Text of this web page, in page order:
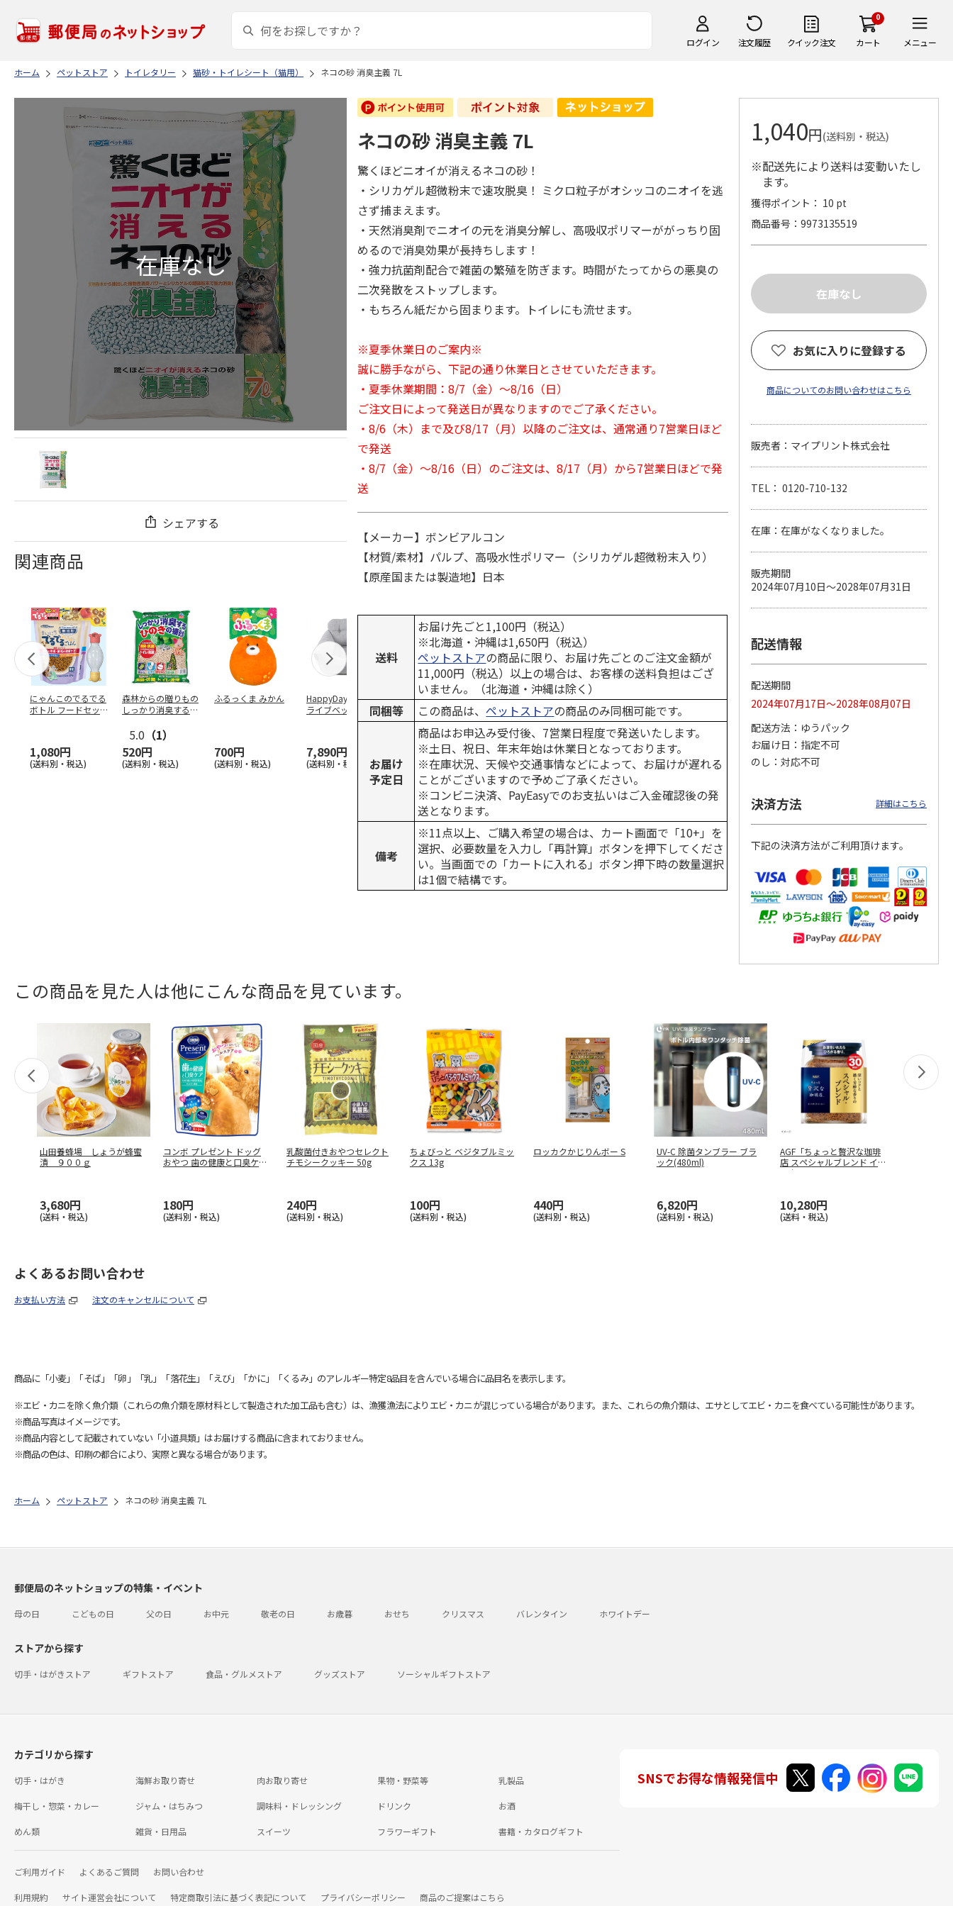
ログイン 注文履歴 クイック注文
0
カート メニュー
ホーム ペットストア トイレタリー 猫砂・トイレシート（猫用） ネコの砂 消臭主義 7L
シェアする
関連商品
にゃんこのでるでる
ボトル フードセッ
1,080円
(送料別・税込)
森林からの贈りもの
しっかり消臭するひ
5.0 （1）
520円
(送料別・税込)
ふるっくま みかん
700円
(送料別・税込)
HappyDays 2wayド
ライブベッド グレ
7,890円
(送料別・税込)
獣医師開発 ニオイ
をとる砂専用 猫ト
イレ ナチュラルグ
1,550円
(送料別・税込)
デオトイレ 飛び散
らない消臭・抗菌サ
ンド 4L
1,320円
(送料別・税込)
銀のスプーン パウ
チ 健康に育つ子ね
こ用 まぐろ・かつ
おに…
120円
(送料別・税込)
無添加良品 カムカ
ムデンタルコーン
ぐるぐるボーン型 S
…
470円
(送料別・税込)
ペット線香 虹のか
なた フルーティフ
ローラルの香り
590円
(送料別・税込)
CIAO 香り立つクラ
ンキー ちゅ～る和
ネコの砂 消臭主義 7L
驚くほどニオイが消えるネコの砂！
・シリカゲル超微粉末で速攻脱臭！ ミクロ粒子がオシッコのニオイを逃
さず捕まえます。
・天然消臭剤でニオイの元を消臭分解し、高吸収ポリマーががっちり固
めるので消臭効果が長持ちします！
・強力抗菌剤配合で雑菌の繁殖を防ぎます。時間がたってからの悪臭の
二次発散をストップします。
・もちろん紙だから固まります。トイレにも流せます。
※夏季休業日のご案内※
誠に勝手ながら、下記の通り休業日とさせていただきます。
・夏季休業期間：8/7（金）～8/16（日）
ご注文日によって発送日が異なりますのでご了承ください。
・8/6（木）まで及び8/17（月）以降のご注文は、通常通り7営業日ほど
で発送
・8/7（金）～8/16（日）のご注文は、8/17（月）から7営業日ほどで発
送
【メーカー】ボンビアルコン
【材質/素材】パルプ、高吸水性ポリマー（シリカゲル超微粉末入り）
【原産国または製造地】日本
送料
お届け先ごと1,100円（税込）
※北海道・沖縄は1,650円（税込）
ペットストアの商品に限り、お届け先ごとのご注文金額が
11,000円（税込）以上の場合は、お客様の送料負担はござ
いません。（北海道・沖縄は除く）
同梱等
この商品は、ペットストアの商品のみ同梱可能です。
お届け
予定日
商品はお申込み受付後、7営業日程度で発送いたします。
※土日、祝日、年末年始は休業日となっております。
※在庫状況、天候や交通事情などによって、お届けが遅れる
ことがございますので予めご了承ください。
※コンビニ決済、PayEasyでのお支払いはご入金確認後の発
送となります。
備考
※11点以上、ご購入希望の場合は、カート画面で「10+」を
選択、必要数量を入力し「再計算」ボタンを押下してくださ
い。当画面での「カートに入れる」ボタン押下時の数量選択
は1個で結構です。
1,040円(送料別・税込)
※配送先により送料は変動いたし
ます。
獲得ポイント： 10 pt
商品番号
9973135519
お気に入りに登録する
商品についてのお問い合わせはこちら
販売者：マイプリント株式会社
TEL： 0120-710-132
在庫：在庫がなくなりました。
販売期間
2024年07月10日～2028年07月31日
配送情報
配送期間
2024年07月17日～2028年08月07日
配送方法
ゆうパック
お届け日
指定不可
のし
対応不可
決済方法 詳細はこちら
下記の決済方法がご利用頂けます。
この商品を見た人は他にこんな商品を見ています。
山田養蜂場 しょうが蜂蜜
漬 ９００ｇ
3,680円
(送料・税込)
コンボ プレゼント ドッグ
おやつ 歯の健康と口臭ケア
180円
(送料別・税込)
乳酸菌付きおやつセレクト
チモシークッキー 50g
240円
(送料別・税込)
ちょびっと ベジタブルミッ
クス 13g
100円
(送料別・税込)
ロッカクかじりんボー S
440円
(送料別・税込)
UV-C 除菌タンブラー ブラ
ック(480ml)
6,820円
(送料別・税込)
AGF「ちょっと贅沢な珈琲
店 スペシャルブレンド イン
スタ
10,280円
(送料・税込)
よくあるお問い合わせ
お支払い方法 注文のキャンセルについて
商品に「小麦」「そば」「卵」「乳」「落花生」「えび」「かに」「くるみ」のアレルギー特定8品目を含んでいる場合に品目名を表示します。
※エビ・カニを除く魚介類（これらの魚介類を原材料として製造された加工品も含む）は、漁獲漁法によりエビ・カニが混じっている場合があります。また、これらの魚介類は、エサとしてエビ・カニを食べている可能性があります。
※商品写真はイメージです。
※商品内容として記載されていない「小道具類」はお届けする商品に含まれておりません。
※商品の色は、印刷の都合により、実際と異なる場合があります。
ホーム ペットストア ネコの砂 消臭主義 7L
郵便局のネットショップの特集・イベント
母の日 こどもの日 父の日 お中元 敬老の日 お歳暮 おせち クリスマス バレンタイン ホワイトデー
ストアから探す
切手・はがきストア ギフトストア 食品・グルメストア グッズストア ソーシャルギフトストア
カテゴリから探す
切手・はがき 海鮮お取り寄せ 肉お取り寄せ 果物・野菜等 乳製品
梅干し・惣菜・カレー ジャム・はちみつ 調味料・ドレッシング ドリンク お酒
めん類 雑貨・日用品 スイーツ フラワーギフト 書籍・カタログギフト
ご利用ガイド よくあるご質問 お問い合わせ
利用規約 サイト運営会社について 特定商取引法に基づく表記について プライバシーポリシー 商品のご提案はこちら
SNSでお得な情報発信中